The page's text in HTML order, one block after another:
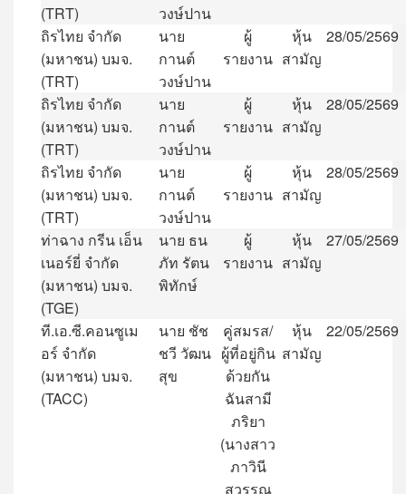
(TRT)
วงษ์ปาน
ถิรไทย จำกัด
(มหาชน) บมจ.
(TRT)
นาย
กานต์
วงษ์ปาน
ผู้
รายงาน
หุ้น
สามัญ
28/05/2569
ถิรไทย จำกัด
(มหาชน) บมจ.
(TRT)
นาย
กานต์
วงษ์ปาน
ผู้
รายงาน
หุ้น
สามัญ
28/05/2569
ถิรไทย จำกัด
(มหาชน) บมจ.
(TRT)
นาย
กานต์
วงษ์ปาน
ผู้
รายงาน
หุ้น
สามัญ
28/05/2569
ท่าฉาง กรีน เอ็น
เนอร์ยี่ จำกัด
(มหาชน) บมจ.
(TGE)
นาย ธน
ภัท รัตน
พิทักษ์
ผู้
รายงาน
หุ้น
สามัญ
27/05/2569
ที.เอ.ซี.คอนซูเม
อร์ จำกัด
(มหาชน) บมจ.
(TACC)
นาย ชัช
ชวี วัฒน
สุข
คู่สมรส/
ผู้ที่อยู่กิน
ด้วยกัน
ฉันสามี
ภริยา
(นางสาว
ภาวินี
สุวรรณ
หุ้น
สามัญ
22/05/2569